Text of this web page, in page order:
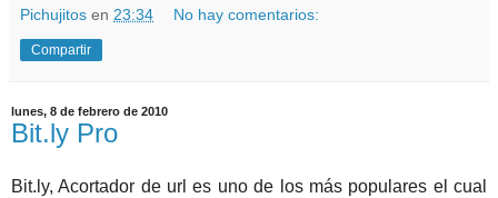
Pichujitos en 23:34 No hay comentarios:
Compartir
lunes, 8 de febrero de 2010
Bit.ly Pro
Bit.ly, Acortador de url es uno de los más populares el cual